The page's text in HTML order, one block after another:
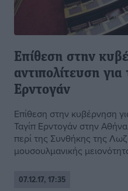
Επίθεση στην
αντιπολίτευση
Ερντογάν
Επίθεση στην κυβέρνηση
Ταγίπ Ερντογάν στην
περί της Συνθήκης της
μουσουλμανικής
07.12.17, 17:35